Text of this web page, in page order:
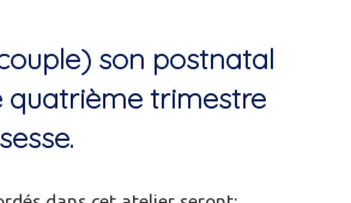
son postnatal
quatrième trimestre